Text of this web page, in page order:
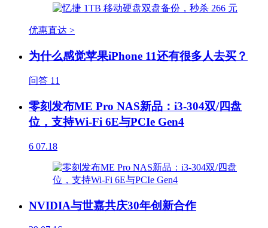
优惠直达 >
为什么感觉苹果iPhone 11还有很多人去买？
问答 11
零刻发布ME Pro NAS新品：i3-304双/四盘
位，支持Wi-Fi 6E与PCIe Gen4
6 07.18
NVIDIA与世嘉共庆30年创新合作